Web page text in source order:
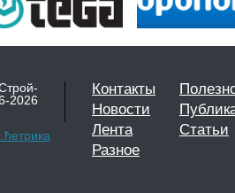
2026
Контакты
Новости
Лента
Статьи
Разное